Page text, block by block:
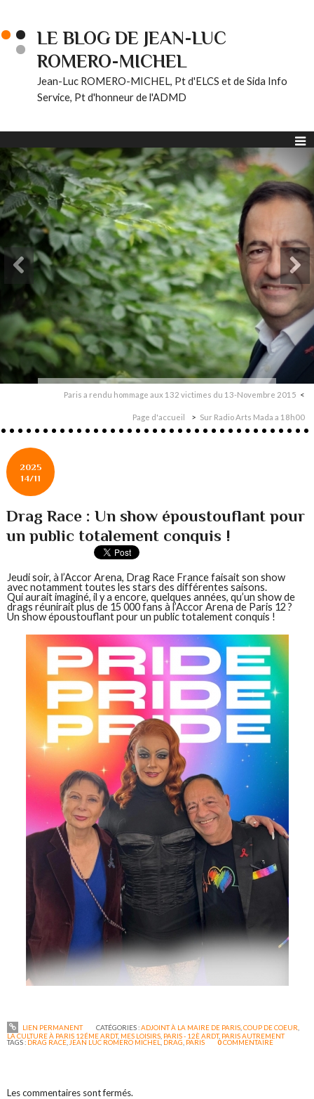
LE BLOG DE JEAN-LUC
ROMERO-MICHEL
Jean-Luc ROMERO-MICHEL, Pt d'ELCS et de Sida Info
Service, Pt d'honneur de l'ADMD
Paris a rendu hommage aux 132 victimes du 13-Novembre 2015
Page d'accueil Sur Radio Arts Mada a 18h00
2025
14/11
Drag Race : Un show époustouflant pour
un public totalement conquis !
Jeudi soir, à l’Accor Arena, Drag Race France faisait son show
avec notamment toutes les stars des différentes saisons.
Qui aurait imaginé, il y a encore, quelques années, qu’un show de
drags réunirait plus de 15 000 fans à l’Accor Arena de Paris 12 ?
Un show époustouflant pour un public totalement conquis !
LIEN PERMANENT CATÉGORIES :ADJOINT À LA MAIRE DE PARIS, COUP DE COEUR
LA CULTURE À PARIS 12ÉME ARDT, MES LOISIRS PARIS - 12È ARDT, PARIS AUTREMENT
TAGS : DRAG RACE JEAN LUC ROMERO MICHEL, DRAG PARIS 0COMMENTAIRE
Les commentaires sont fermés.